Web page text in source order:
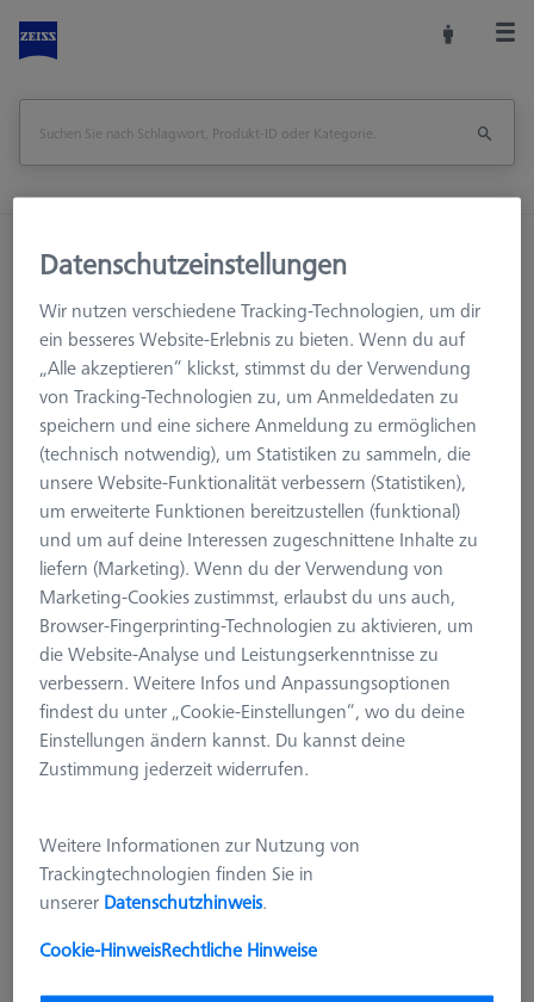
Startseite Maschinenzubehör
DAkkS-Kalibrierdienstleistung für Prüfkörper Multisensor-Check
Seite drucken
Übersicht
KALIBRIERUNGEN
DAkkS-Kalibrierdienstleistung für
Prüfkörper Multisensor-Check
Datenschutzeinstellungen
Wir nutzen verschiedene Tracking-Technologien, um dir
ein besseres Website-Erlebnis zu bieten. Wenn du auf
„Alle akzeptieren“ klickst, stimmst du der Verwendung
von Tracking-Technologien zu, um Anmeldedaten zu
speichern und eine sichere Anmeldung zu ermöglichen
(technisch notwendig), um Statistiken zu sammeln, die
unsere Website-Funktionalität verbessern (Statistiken),
um erweiterte Funktionen bereitzustellen (funktional)
und um auf deine Interessen zugeschnittene Inhalte zu
liefern (Marketing). Wenn du der Verwendung von
Marketing-Cookies zustimmst, erlaubst du uns auch,
Browser-Fingerprinting-Technologien zu aktivieren, um
die Website-Analyse und Leistungserkenntnisse zu
verbessern. Weitere Infos und Anpassungsoptionen
findest du unter „Cookie-Einstellungen“, wo du deine
Einstellungen ändern kannst. Du kannst deine
Zustimmung jederzeit widerrufen.
Weitere Informationen zur Nutzung von
Trackingtechnologien finden Sie in
unserer Datenschutzhinweis.
Cookie-HinweisRechtliche Hinweise